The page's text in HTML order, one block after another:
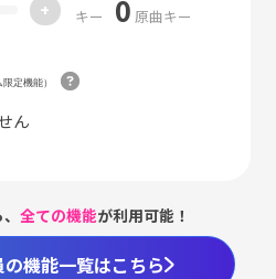
+ キー 0 原曲キー
限定機能）
ん
、全ての機能が利用可能！
機能一覧はこちら